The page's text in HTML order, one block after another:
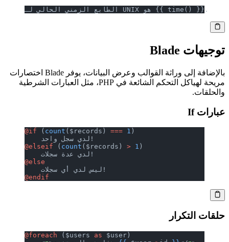
الطابع الزمني الحالي لـ UNIX هو {{ time() }}.
توجيهات Blade
بالإضافة إلى وراثة القوالب وعرض البيانات، يوفر Blade اختصارات
مريحة لهياكل التحكم الشائعة في PHP، مثل العبارات الشرطية
والحلقات.
عبارات If
@if (count ($records) === 1
@elseif (count ($records) 1
@else
@endif
حلقات التكرار
@foreach ($users as $user)